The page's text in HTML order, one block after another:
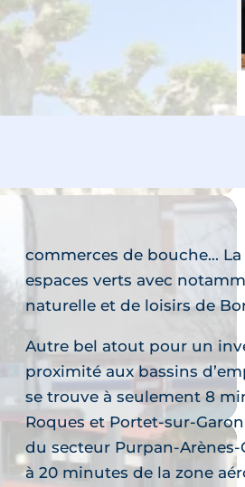
commerces de bouche...
espaces verts avec
naturelle et de loisirs de
Autre bel atout pour un
proximité aux bassins
se trouve à seulement 8
Roques et Portet-sur-
du secteur Purpan-
à 20 minutes de la zone